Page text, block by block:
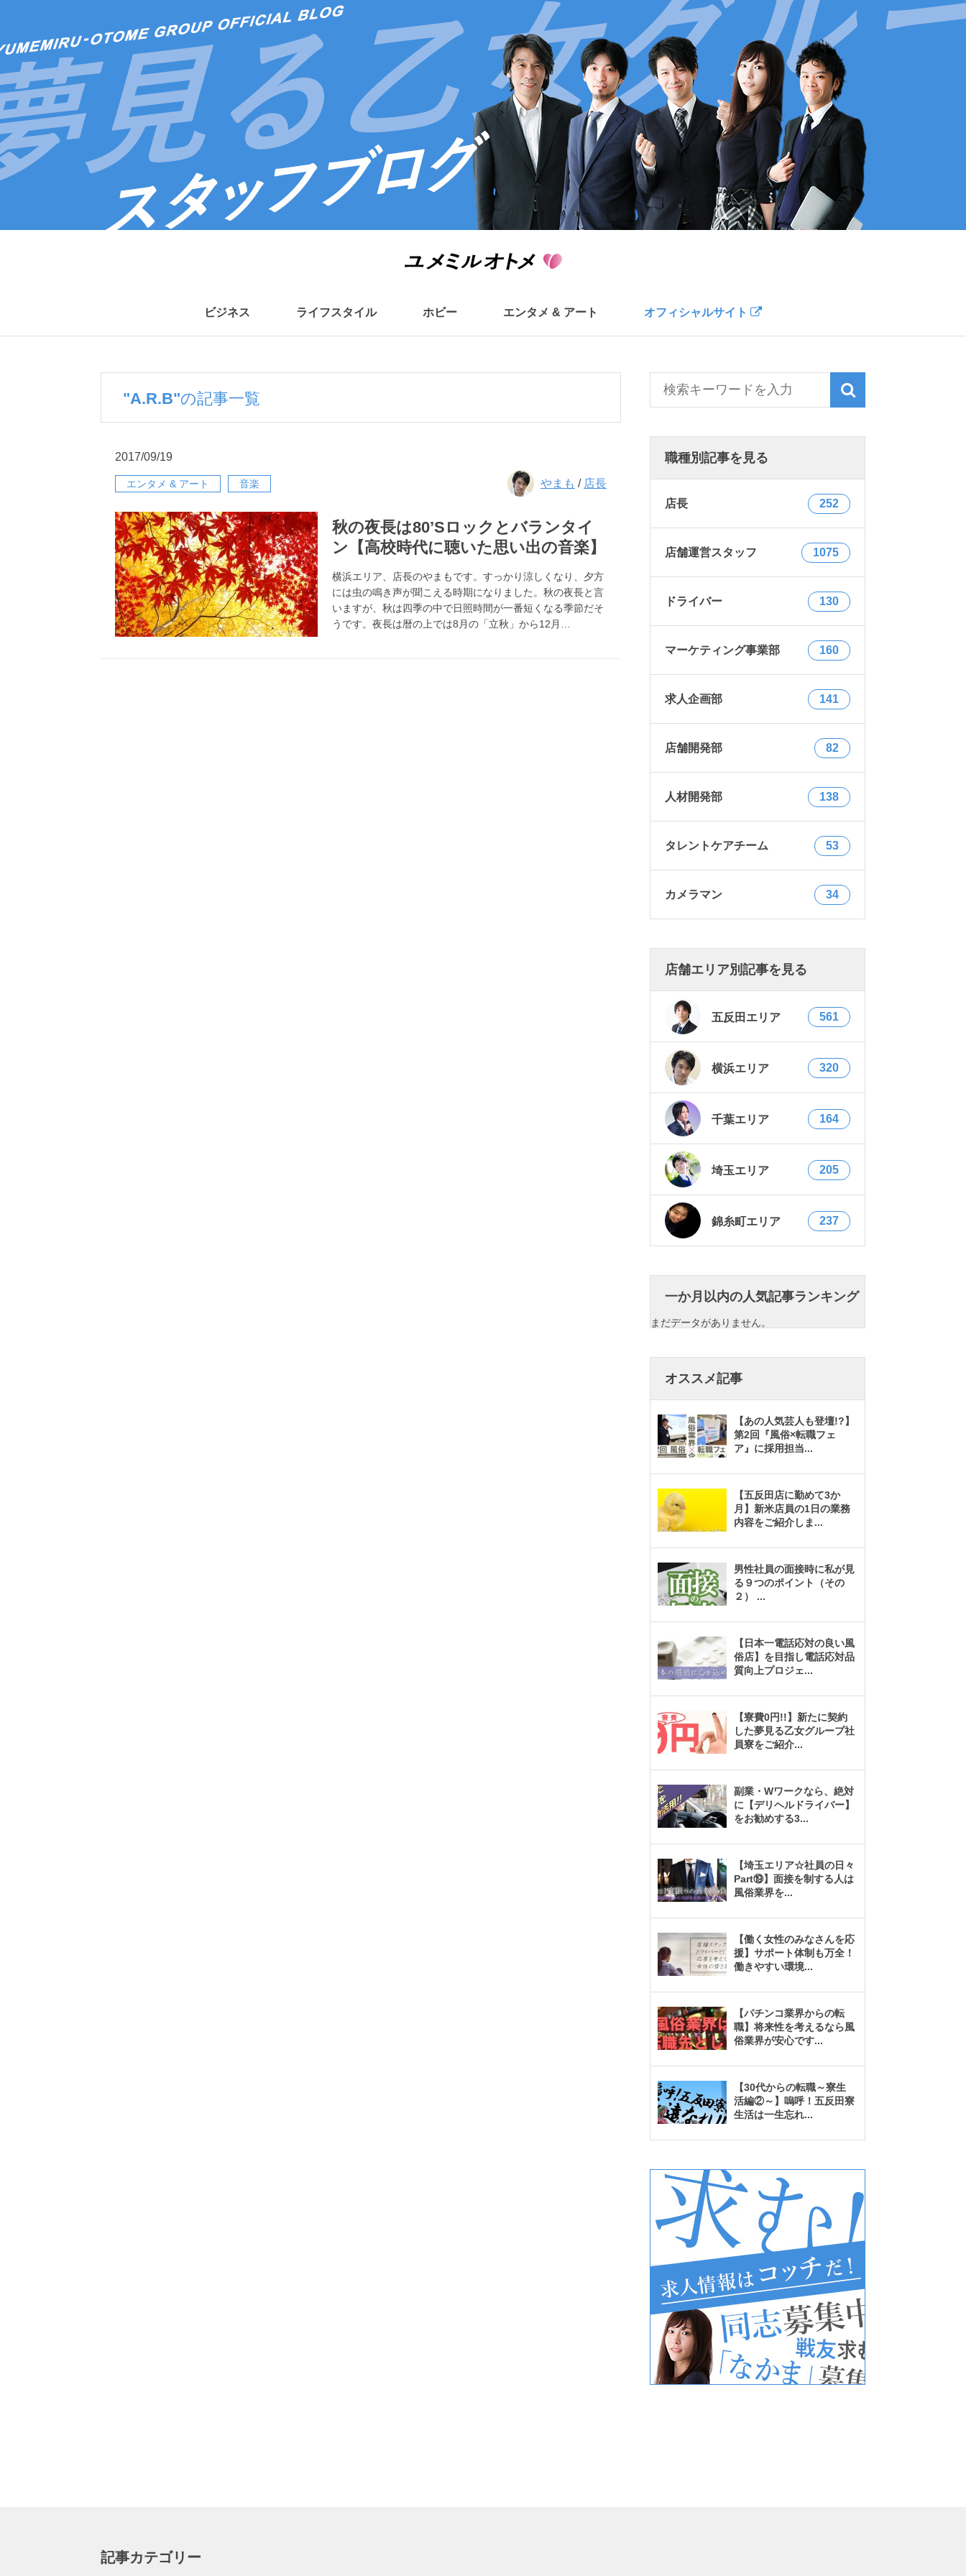
ビジネス ライフスタイル ホビー エンタメ & アート オフィシャルサイト
"A.R.B"の記事一覧
2017/09/19
エンタメ & アート 音楽 やまも / 店長
秋の夜長は80’Sロックとバランタイ
ン【高校時代に聴いた思い出の音楽】
横浜エリア、店長のやまもです。すっかり涼しくなり、夕方
には虫の鳴き声が聞こえる時期になりました。秋の夜長と言
いますが、秋は四季の中で日照時間が一番短くなる季節だそ
うです。夜長は暦の上では8月の「立秋」から12月…
職種別記事を見る
店長 252
店舗運営スタッフ 1075
ドライバー 130
マーケティング事業部 160
求人企画部 141
店舗開発部 82
人材開発部 138
タレントケアチーム 53
カメラマン 34
店舗エリア別記事を見る
五反田エリア 561
横浜エリア 320
千葉エリア 164
埼玉エリア 205
錦糸町エリア 237
一か月以内の人気記事ランキング
まだデータがありません。
オススメ記事
【あの人気芸人も登壇!?】
第2回『風俗×転職フェ
ア』に採用担当...
【五反田店に勤めて3か
月】新米店員の1日の業務
内容をご紹介しま ...
男性社員の面接時に私が見
る９つのポイント（その
２） ...
【日本一電話応対の良い風
俗店】を目指し電話応対品
質向上プロジェ...
【寮費0円!!】新たに契約
した夢見る乙女グループ社
員寮をご紹介...
副業・Wワークなら、絶対
に【デリヘルドライバー】
をお勧めする3...
【埼玉エリア☆社員の日々
Part⑲】面接を制する人は
風俗業界を...
【働く女性のみなさんを応
援】サポート体制も万全！
働きやすい環境...
【パチンコ業界からの転
職】将来性を考えるなら風
俗業界が安心です...
【30代からの転職～寮生
活編②～】嗚呼！五反田寮
生活は一生忘れ...
記事カテゴリー